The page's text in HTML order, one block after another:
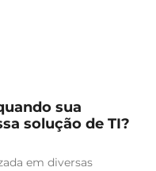
sua
solução de TI?
em diversas